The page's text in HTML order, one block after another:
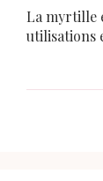
La myrtille
utilisations